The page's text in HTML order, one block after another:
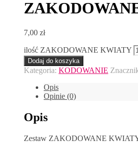
7,00 zł
ilość ZAKODOWANE KWIATY
Dodaj do koszyka
Kategoria: KODOWANIE
Opis
Opinie (0)
Opis
Zestaw ZAKODOWANE